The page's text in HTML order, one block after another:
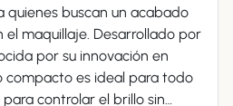
quienes buscan un acabado
el maquillaje. Desarrollado por
por su innovación en
compacto es ideal para todo
controlar el brillo sin